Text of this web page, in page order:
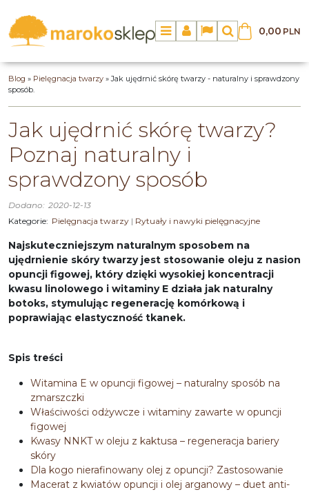
MenuPanelLangSzukaj
0,00 PLN
Blog » Pielęgnacja twarzy » Jak ujędrnić skórę twarzy - naturalny i sprawdzony
sposób.
Jak ujędrnić skórę twarzy?
Poznaj naturalny i
sprawdzony sposób
Dodano: 2020-12-13
Kategorie: Pielęgnacja twarzy | Rytuały i nawyki pielęgnacyjne
Najskuteczniejszym naturalnym sposobem na
ujędrnienie skóry twarzy jest stosowanie oleju z nasion
opuncji figowej, który dzięki wysokiej koncentracji
kwasu linolowego i witaminy E działa jak naturalny
botoks, stymulując regenerację komórkową i
poprawiając elastyczność tkanek.
Spis treści
Witamina E w opuncji figowej – naturalny sposób na
zmarszczki
Właściwości odżywcze i witaminy zawarte w opuncji
figowej
Kwasy NNKT w oleju z kaktusa – regeneracja bariery
skóry
Dla kogo nierafinowany olej z opuncji? Zastosowanie
Macerat z kwiatów opuncji i olej arganowy – duet anti-